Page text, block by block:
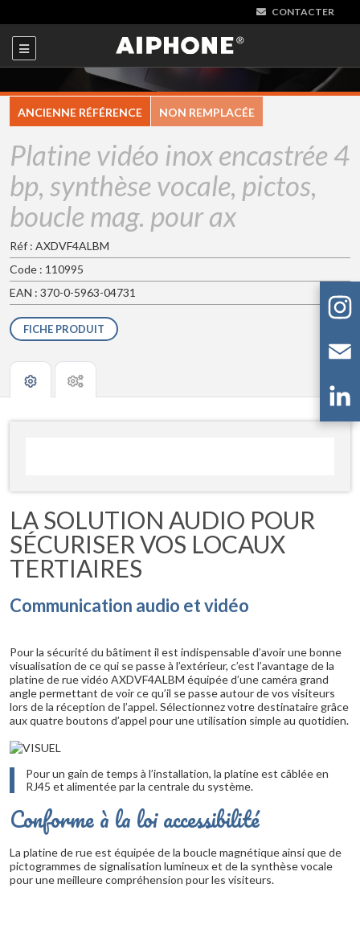
CONTACTER
ANCIENNE RÉFÉRENCE NON REMPLACÉE
Platine vidéo inox encastrée 4
bp, synthèse vocale, pictos,
boucle mag. pour ax
Réf : AXDVF4ALBM
Code : 110995
EAN : 370-0-5963-04731
FICHE PRODUIT
LA SOLUTION AUDIO POUR
SÉCURISER VOS LOCAUX
TERTIAIRES
Communication audio et vidéo
Pour la sécurité du bâtiment il est indispensable d’avoir une bonne
visualisation de ce qui se passe à l’extérieur, c’est l’avantage de la
platine de rue vidéo AXDVF4ALBM équipée d’une caméra grand
angle permettant de voir ce qu’il se passe autour de vos visiteurs
lors de la réception de l’appel. Sélectionnez votre destinataire grâce
aux quatre boutons d’appel pour une utilisation simple au quotidien.
Pour un gain de temps à l’installation, la platine est câblée en
RJ45 et alimentée par la centrale du système.
Conforme à la loi accessibilité
La platine de rue est équipée de la boucle magnétique ainsi que de
pictogrammes de signalisation lumineux et de la synthèse vocale
pour une meilleure compréhension pour les visiteurs.